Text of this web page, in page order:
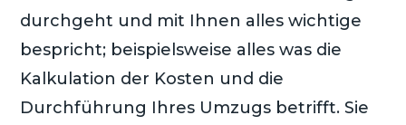
durchgeht und mit Ihnen alles wichtige
bespricht; beispielsweise alles was die
Kalkulation der Kosten und die
Durchführung Ihres Umzugs betrifft. Sie